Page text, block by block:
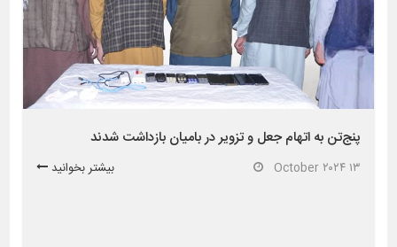
پنج‌تن به اتهام جعل و تزویر در بامیان بازداشت شدند
۱۳ October ۲۰۲۴ بیشتر بخوانید